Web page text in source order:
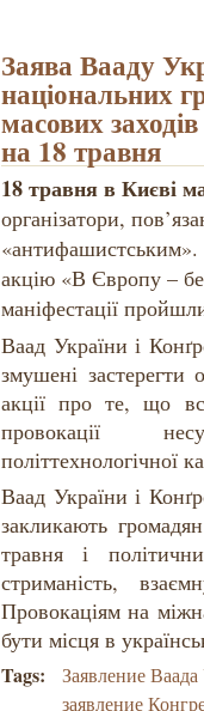
Заява Вааду
національних
масових
на 18 травня
18 травня в Києві
організатори,
«антифашистським».
акцію «В Європу –
маніфестації
Ваад України і
змушені застерегти
акції про те, що
провокації
політтехнологічної
Ваад України і
закликають
травня і
стриманість,
Провокаціям на
бути місця в
Tags:
Заявление
заявление